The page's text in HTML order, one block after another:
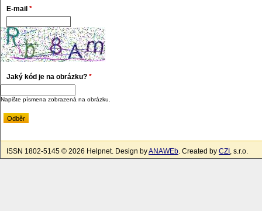
E-mail *
Jaký kód je na obrázku? *
Napište písmena zobrazená na obrázku.
ISSN 1802-5145 © 2026 Helpnet. Design byANAWEb. Created by CZI , s.r.o.